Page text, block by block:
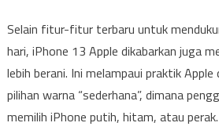
Selain fitur-fitur terbaru untuk
hari, iPhone 13 Apple dikabarkan juga
lebih berani. Ini melampaui praktik
pilihan warna “sederhana”, dimana
memilih iPhone putih, hitam, atau perak.